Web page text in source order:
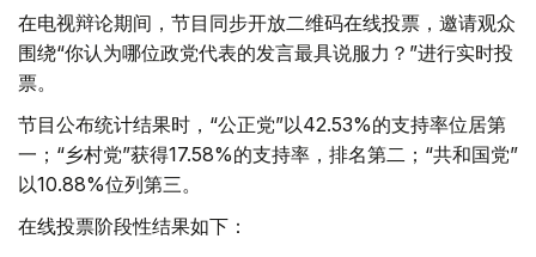
在电视辩论期间，节目同步开放二维码在线投票，邀请观众
围绕“你认为哪位政党代表的发言最具说服力？”进行实时投
票。
节目公布统计结果时，“公正党”以42.53%的支持率位居第
一；“乡村党”获得17.58%的支持率，排名第二；“共和国党”
以10.88%位列第三。
在线投票阶段性结果如下：